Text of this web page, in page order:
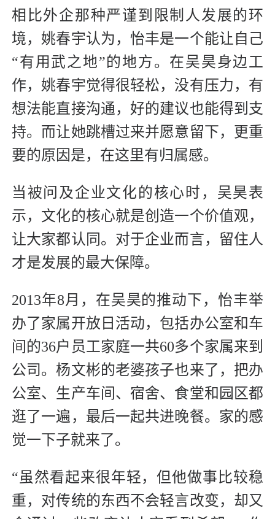
相比外企那种严谨到限制人发展的环
境，姚春宇认为，怡丰是一个能让自己
“有用武之地”的地方。在吴昊身边工
作，姚春宇觉得很轻松，没有压力，有
想法能直接沟通，好的建议也能得到支
持。而让她跳槽过来并愿意留下，更重
要的原因是，在这里有归属感。
当被问及企业文化的核心时，吴昊表
示，文化的核心就是创造一个价值观，
让大家都认同。对于企业而言，留住人
才是发展的最大保障。
2013年8月，在吴昊的推动下，怡丰举
办了家属开放日活动，包括办公室和车
间的36户员工家庭一共60多个家属来到
公司。杨文彬的老婆孩子也来了，把办
公室、生产车间、宿舍、食堂和园区都
逛了一遍，最后一起共进晚餐。家的感
觉一下子就来了。
“虽然看起来很年轻，但他做事比较稳
重，对传统的东西不会轻言改变，却又